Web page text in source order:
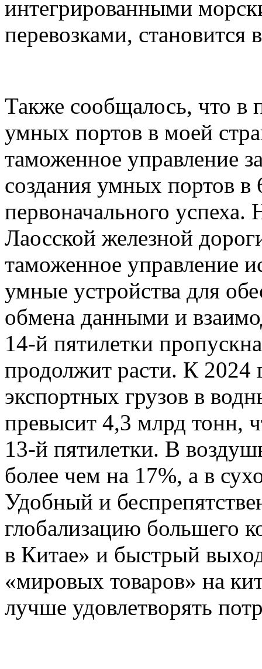
интегрированными
перевозками, становится
Также сообщалось, что в
умных портов в моей
таможенное управление
создания умных портов
первоначального
Лаосской железной
таможенное управление
умные устройства для
обмена данными и
14-й пятилетки
продолжит расти. К
экспортных грузов в
превысит 4,3 млрд тонн,
13-й пятилетки. В
более чем на 17%, а в
Удобный и
глобализацию большего
в Китае» и быстрый
«мировых товаров» на
лучше удовлетворять